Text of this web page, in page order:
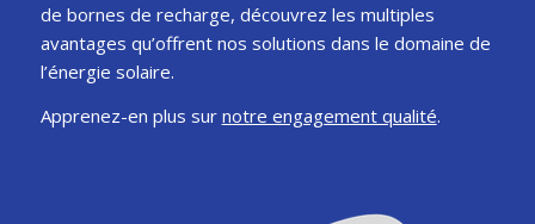
de bornes de recharge, découvrez les multiples
avantages qu’offrent nos solutions dans le domaine de
l’énergie solaire.
Apprenez-en plus sur notre engagement qualité.